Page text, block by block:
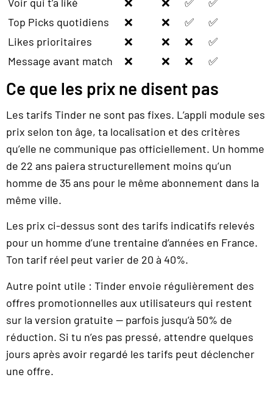
Top Picks quotidiens
❌ ❌ ✅
✅
Likes prioritaires
❌ ❌ ❌
✅
Message avant match
❌ ❌ ❌ ✅
Ce que les prix ne disent pas
Les tarifs Tinder ne sont pas fixes. L’appli module ses
prix selon ton âge, ta localisation et des critères
qu’elle ne communique pas officiellement. Un homme
de 22 ans paiera structurellement moins qu’un
homme de 35 ans pour le même abonnement dans la
même ville.
Les prix ci-dessus sont des tarifs indicatifs relevés
pour un homme d’une trentaine d’années en France.
Ton tarif réel peut varier de 20 à 40%.
Autre point utile : Tinder envoie régulièrement des
offres promotionnelles aux utilisateurs qui restent
sur la version gratuite — parfois jusqu’à 50% de
réduction. Si tu n’es pas pressé, attendre quelques
jours après avoir regardé les tarifs peut déclencher
une offre.